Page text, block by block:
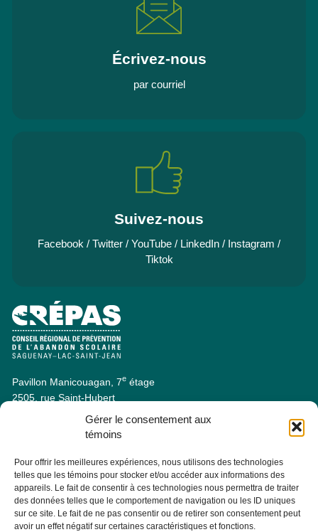
Gérer le consentement aux
témoins
Pour offrir les meilleures expériences, nous utilisons des technologies
telles que les témoins pour stocker et/ou accéder aux informations des
appareils. Le fait de consentir à ces technologies nous permettra de traiter
des données telles que le comportement de navigation ou les ID uniques
sur ce site. Le fait de ne pas consentir ou de retirer son consentement peut
avoir un effet négatif sur certaines caractéristiques et fonctions.
Écrivez-nous
par courriel
Suivez-nous
Facebook / Twitter / YouTube / LinkedIn / Instagram /
Tiktok
Pavillon Manicouagan, 7e étage
2505, rue Saint-Hubert
Jonquière (Québec) G7X 7W2
Consulter la section À PROPOS - ÉQUIPE pour les coordonnées
Infolettre
Abonnez-vous dès maintenant à notre infolettre pour recevoir